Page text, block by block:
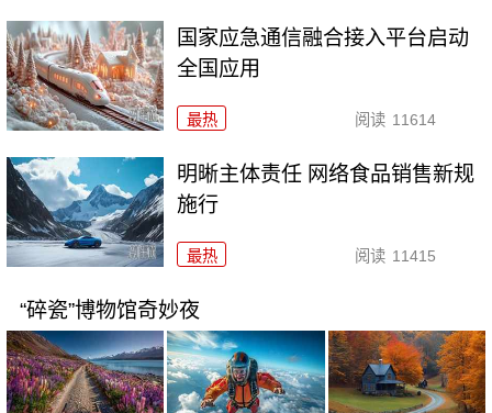
国家应急通信融合接入平台启动
全国应用
最热 阅读 11614
明晰主体责任 网络食品销售新规
施行
最热 阅读 11415
“碎瓷”博物馆奇妙夜